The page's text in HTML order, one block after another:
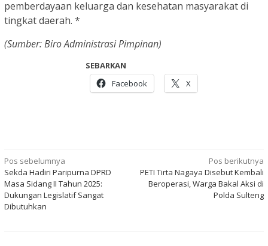
pemberdayaan keluarga dan kesehatan masyarakat di
tingkat daerah. *
(Sumber: Biro Administrasi Pimpinan)
SEBARKAN
Facebook
X
Navigasi
pos
Pos sebelumnya
Sekda Hadiri Paripurna DPRD
Masa Sidang II Tahun 2025:
Dukungan Legislatif Sangat
Dibutuhkan
Pos berikutnya
PETI Tirta Nagaya Disebut Kembali
Beroperasi, Warga Bakal Aksi di
Polda Sulteng